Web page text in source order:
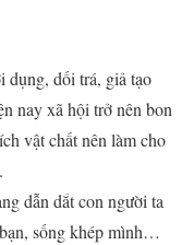
dụng, dối trá, giả tạo
nay xã hội trở nên bon
vật chất nên làm cho
dẫn dắt con người ta
sống khép mình…